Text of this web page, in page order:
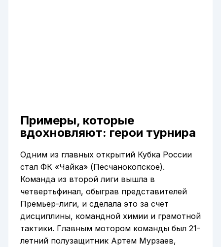
Примеры, которые
вдохновляют: герои турнира
Одним из главных открытий Кубка России
стал ФК «Чайка» (Песчанокопское).
Команда из второй лиги вышла в
четвертьфинал, обыграв представителей
Премьер-лиги, и сделала это за счет
дисциплины, командной химии и грамотной
тактики. Главным мотором команды был 21-
летний полузащитник Артем Мурзаев,